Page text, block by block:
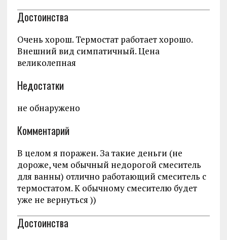
Достоинства
Очень хорош. Термостат работает хорошо.
Внешний вид симпатичный. Цена
великолепная
Недостатки
не обнаружено
Комментарий
В целом я поражен. За такие деньги (не
дороже, чем обычный недорогой смеситель
для ванны) отлично работающий смеситель с
термостатом. К обычному смесителю будет
уже не вернуться ))
Достоинства